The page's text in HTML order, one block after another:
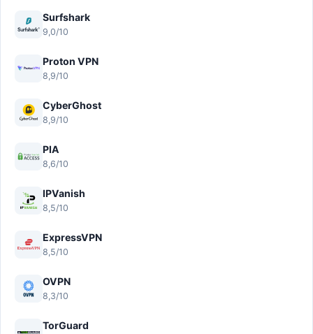
Surfshark
9,0/10
Proton VPN
8,9/10
CyberGhost
8,9/10
PIA
8,6/10
IPVanish
8,5/10
ExpressVPN
8,5/10
OVPN
8,3/10
TorGuard